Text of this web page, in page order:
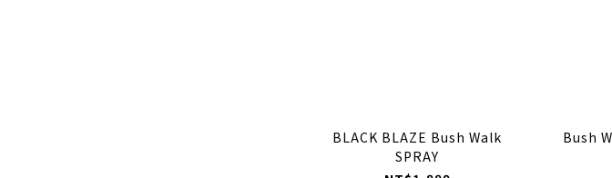
BLACK BLAZE Bush Walk
SPRAY
Bush